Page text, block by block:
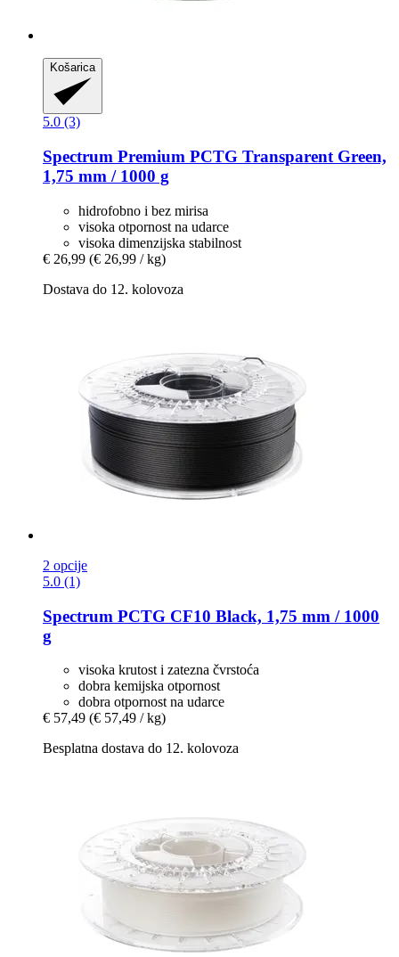
Košarica
5.0 (3)
Spectrum Premium PCTG Transparent Green,
1,75 mm / 1000 g
hidrofobno i bez mirisa
visoka otpornost na udarce
visoka dimenzijska stabilnost
€ 26,99 (€ 26,99 / kg)
Dostava do 12. kolovoza
2 opcije
5.0 (1)
Spectrum PCTG CF10 Black, 1,75 mm / 1000
g
visoka krutost i zatezna čvrstoća
dobra kemijska otpornost
dobra otpornost na udarce
€ 57,49 (€ 57,49 / kg)
Besplatna dostava do 12. kolovoza